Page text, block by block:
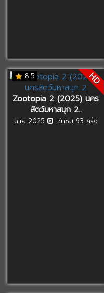
8.5 HD
Zootopia 2 (2025) นคร
สัตว์มหาสนุก 2..
ฉาย 2025 เข้าชม 93 ครั้ง